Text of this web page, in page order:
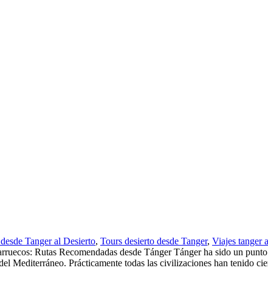
Tanger al Desierto, Tours desierto desde Tanger, Viajes tanger
Rutas Recomendadas desde Tánger Tánger ha sido un
Mediterráneo. Prácticamente todas las civilizaciones han tenido